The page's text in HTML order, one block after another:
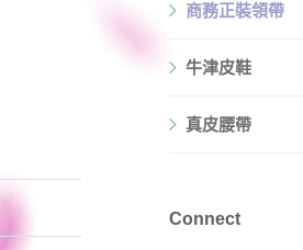
商務正裝領帶
牛津皮鞋
真皮腰帶
Connect